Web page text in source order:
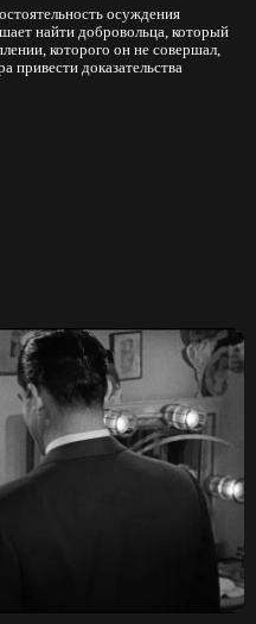
осуждения
найти добровольца, который
которого он не совершал,
привести доказательства